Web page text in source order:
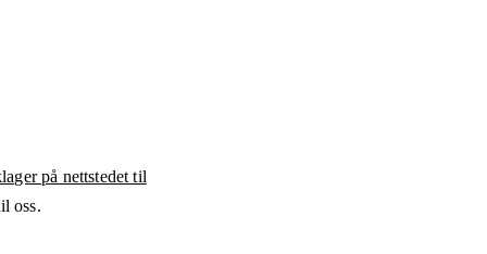
på nettstedet til
oss.